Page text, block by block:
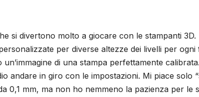
si divertono molto a giocare con le stampanti
per diverse altezze dei livelli per
di una stampa perfettamente
andare in giro con le impostazioni. Mi piace solo
0,1 mm, ma non ho nemmeno la pazienza per le